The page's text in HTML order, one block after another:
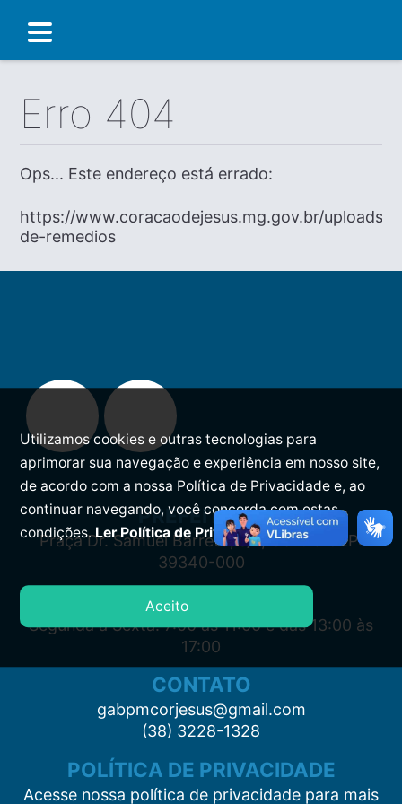
Erro 404
Ops... Este endereço está errado:
https://www.coracaodejesus.mg.gov.br/uploads/
de-remedios
PREFEITURA
Praça Dr. Samuel Barreto, s/n, Centro CEP:
39340-000
ATENDIMENTO
Segunda à Sexta: 7:00 às 11:00 e das 13:00 às
17:00
CONTATO
gabpmcorjesus@gmail.com
(38) 3228-1328
POLÍTICA DE PRIVACIDADE
Acesse nossa política de privacidade para mais
Utilizamos cookies e outras tecnologias para
aprimorar sua navegação e experiência em nosso site,
de acordo com a nossa Política de Privacidade e, ao
continuar navegando, você concorda com estas
condições.Ler Política de Privacidade.
Aceito